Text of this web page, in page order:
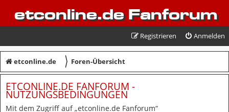
etconline.de Fanforum
Anmelden
Registrieren
etconline.de 〉 Foren-Übersicht
ETCONLINE.DE FANFORUM -
NUTZUNGSBEDINGUNGEN
Mit dem Zugriff auf „etconline.de Fanforum“